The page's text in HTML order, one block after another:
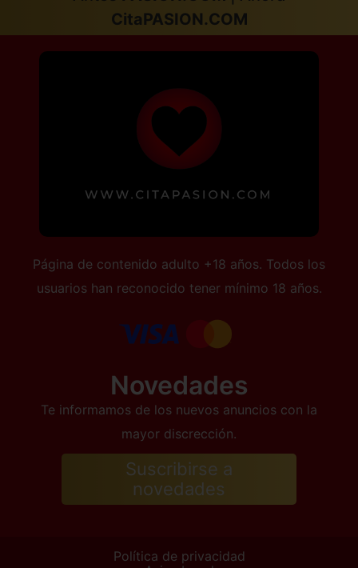
CitaPASION.COM
Página de contenido adulto +18 años. Todos los
usuarios han reconocido tener mínimo 18 años.
Novedades
Te informamos de los nuevos anuncios con la
mayor discrección.
Suscribirse a
novedades
Política de privacidad